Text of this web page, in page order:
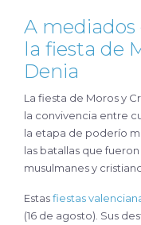
A mediados
la fiesta de
Denia
La fiesta de Moros y Cristianos de Denia como homenaje a
la convivencia entre
la etapa de poderío
las batallas que
musulmanes y
Estasfiestas
(16 de agosto). Sus